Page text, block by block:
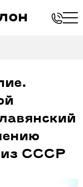
из СССР